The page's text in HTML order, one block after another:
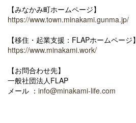
【みなかみ町ホームページ】
https://www.town.minakami.gunma.jp/
【移住・起業支援：FLAPホームページ】
https://www.minakami.work/
【お問合わせ先】
一般社団法人FLAP
メール ： info@minakami-life.com